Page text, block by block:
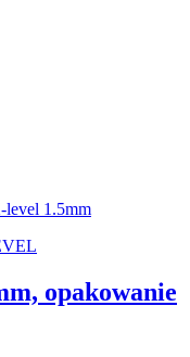
opakowanie